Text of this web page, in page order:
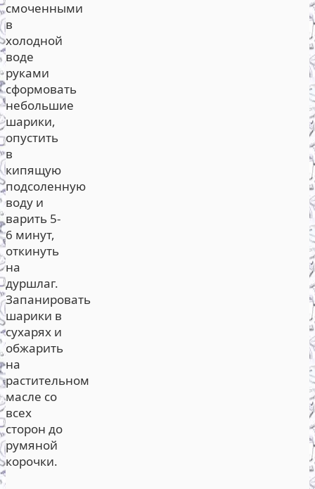
смоченными
в
холодной
воде
руками
сформовать
небольшие
шарики,
опустить
в
кипящую
подсоленную
воду и
варить 5-
6 минут,
откинуть
на
дуршлаг.
Запанировать
шарики в
сухарях и
обжарить
на
растительном
масле со
всех
сторон до
румяной
корочки.